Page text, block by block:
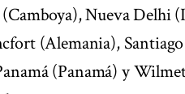
Nueva Delhi
(Alemania),
(Panamá) y